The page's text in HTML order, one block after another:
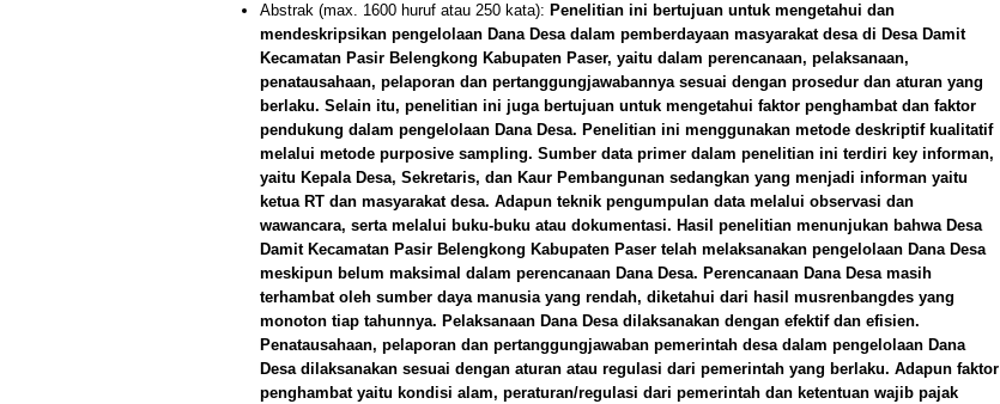
Abstrak (max. 1600 huruf atau 250 kata): Penelitian ini bertujuan untuk mengetahui dan
mendeskripsikan pengelolaan Dana Desa dalam pemberdayaan masyarakat desa di Desa Damit
Kecamatan Pasir Belengkong Kabupaten Paser, yaitu dalam perencanaan, pelaksanaan,
penatausahaan, pelaporan dan pertanggungjawabannya sesuai dengan prosedur dan aturan yang
berlaku. Selain itu, penelitian ini juga bertujuan untuk mengetahui faktor penghambat dan faktor
pendukung dalam pengelolaan Dana Desa. Penelitian ini menggunakan metode deskriptif kualitatif
melalui metode purposive sampling. Sumber data primer dalam penelitian ini terdiri key informan,
yaitu Kepala Desa, Sekretaris, dan Kaur Pembangunan sedangkan yang menjadi informan yaitu
ketua RT dan masyarakat desa. Adapun teknik pengumpulan data melalui observasi dan
wawancara, serta melalui buku-buku atau dokumentasi. Hasil penelitian menunjukan bahwa Desa
Damit Kecamatan Pasir Belengkong Kabupaten Paser telah melaksanakan pengelolaan Dana Desa
meskipun belum maksimal dalam perencanaan Dana Desa. Perencanaan Dana Desa masih
terhambat oleh sumber daya manusia yang rendah, diketahui dari hasil musrenbangdes yang
monoton tiap tahunnya. Pelaksanaan Dana Desa dilaksanakan dengan efektif dan efisien.
Penatausahaan, pelaporan dan pertanggungjawaban pemerintah desa dalam pengelolaan Dana
Desa dilaksanakan sesuai dengan aturan atau regulasi dari pemerintah yang berlaku. Adapun faktor
penghambat yaitu kondisi alam, peraturan/regulasi dari pemerintah dan ketentuan wajib pajak